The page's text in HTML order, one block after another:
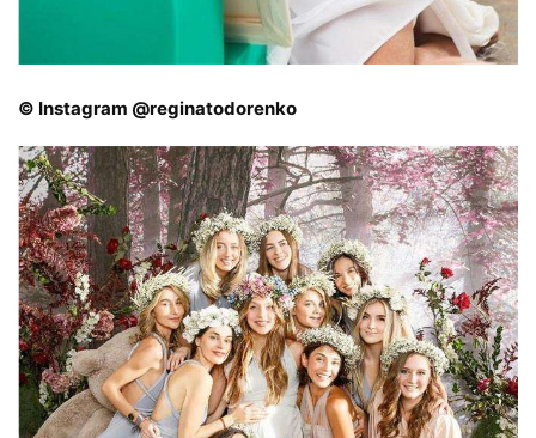
© Instagram @reginatodorenko